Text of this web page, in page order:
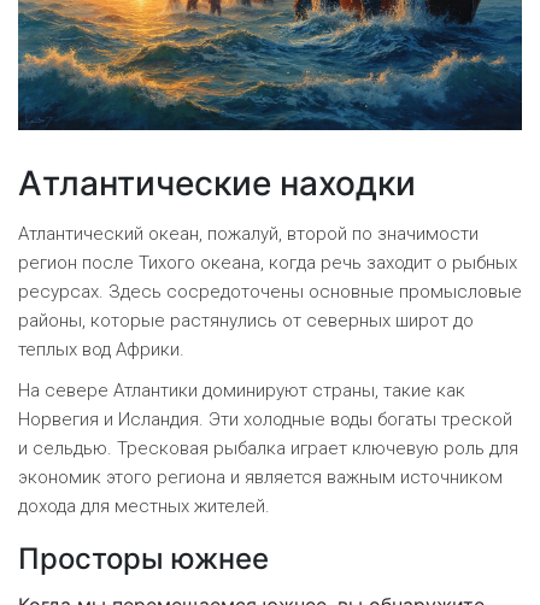
Атлантические находки
Атлантический океан, пожалуй, второй по значимости
регион после Тихого океана, когда речь заходит о рыбных
ресурсах. Здесь сосредоточены основные промысловые
районы, которые растянулись от северных широт до
теплых вод Африки.
На севере Атлантики доминируют страны, такие как
Норвегия и Исландия. Эти холодные воды богаты треской
и сельдью. Тресковая рыбалка играет ключевую роль для
экономик этого региона и является важным источником
дохода для местных жителей.
Просторы южнее